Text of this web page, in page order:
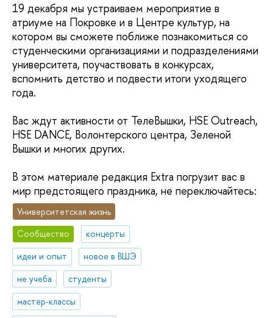
19 декабря мы устраиваем мероприятие в
атриуме на Покровке и в Центре культур, на
котором вы сможете поближе познакомиться со
студенческими организациями и подразделениями
университета, поучаствовать в конкурсах,
вспомнить детство и подвести итоги уходящего
года.
Вас ждут активности от ТелеВышки, HSE Outreach,
HSE DANCE, Волонтерского центра, Зеленой
Вышки и многих других.
В этом материале редакция Extra погрузит вас в
мир предстоящего праздника, не переключайтесь:
Университетская жизнь
Сообщество
концерты
идеи и опыт
новое в ВШЭ
не учеба
студенты
мастер-классы